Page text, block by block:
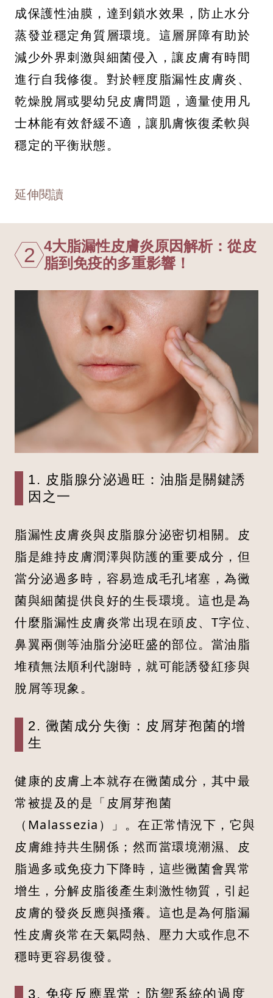
成保護性油膜，達到鎖水效果，防止水分
蒸發並穩定角質層環境。這層屏障有助於
減少外界刺激與細菌侵入，讓皮膚有時間
進行自我修復。對於輕度脂漏性皮膚炎、
乾燥脫屑或嬰幼兒皮膚問題，適量使用凡
士林能有效舒緩不適，讓肌膚恢復柔軟與
穩定的平衡狀態。
延伸閱讀
2 4大脂漏性皮膚炎原因解析：從皮
脂到免疫的多重影響！
1. 皮脂腺分泌過旺：油脂是關鍵誘
因之一
脂漏性皮膚炎與皮脂腺分泌密切相關。皮
脂是維持皮膚潤澤與防護的重要成分，但
當分泌過多時，容易造成毛孔堵塞，為黴
菌與細菌提供良好的生長環境。這也是為
什麼脂漏性皮膚炎常出現在頭皮、T字位、
鼻翼兩側等油脂分泌旺盛的部位。當油脂
堆積無法順利代謝時，就可能誘發紅疹與
脫屑等現象。
2. 黴菌成分失衡：皮屑芽孢菌的增
生
健康的皮膚上本就存在黴菌成分，其中最
常被提及的是「皮屑芽孢菌
（Malassezia）」。在正常情況下，它與
皮膚維持共生關係；然而當環境潮濕、皮
脂過多或免疫力下降時，這些黴菌會異常
增生，分解皮脂後產生刺激性物質，引起
皮膚的發炎反應與搔癢。這也是為何脂漏
性皮膚炎常在天氣悶熱、壓力大或作息不
穩時更容易復發。
3. 免疫反應異常：防禦系統的過度